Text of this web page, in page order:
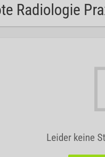
Radiologie
Leider keine